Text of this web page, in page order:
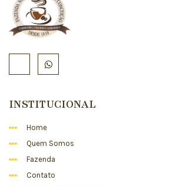
INSTITUCIONAL
Home
Quem Somos
Fazenda
Contato